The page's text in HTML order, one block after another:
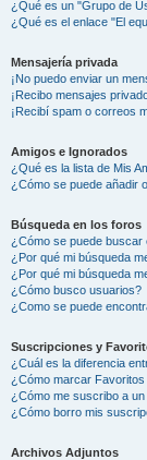
¿Qué es un "Grupo de
¿Qué es el enlace "El
Mensajería privada
¡No puedo enviar un
¡Recibo mensajes
¡Recibí spam o correos
Amigos e Ignorados
¿Qué es la lista de Mis
¿Cómo se puede añadir
Búsqueda en los foros
¿Cómo se puede
¿Por qué mi búsqueda
¿Por qué mi búsqueda
¿Cómo busco usuarios?
¿Como se puede
Suscripciones y
¿Cuál es la diferencia
¿Cómo marcar
¿Cómo me suscribo a
¿Cómo borro mis
Archivos Adjuntos